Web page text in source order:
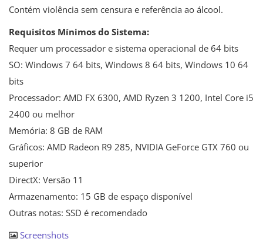
Contém violência sem censura e referência ao álcool.
Requisitos Mínimos do Sistema:
Requer um processador e sistema operacional de 64 bits
SO: Windows 7 64 bits, Windows 8 64 bits, Windows 10 64
bits
Processador: AMD FX 6300, AMD Ryzen 3 1200, Intel Core i5
2400 ou melhor
Memória: 8 GB de RAM
Gráficos: AMD Radeon R9 285, NVIDIA GeForce GTX 760 ou
superior
DirectX: Versão 11
Armazenamento: 15 GB de espaço disponível
Outras notas: SSD é recomendado
Screenshots